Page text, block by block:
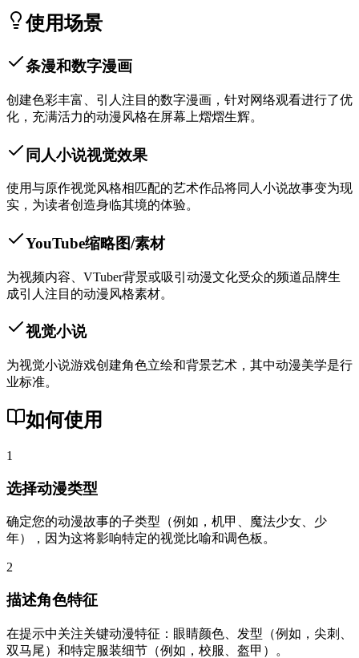
使用场景
条漫和数字漫画
创建色彩丰富、引人注目的数字漫画，针对网络观看进行了优
化，充满活力的动漫风格在屏幕上熠熠生辉。
同人小说视觉效果
使用与原作视觉风格相匹配的艺术作品将同人小说故事变为现
实，为读者创造身临其境的体验。
YouTube缩略图/素材
为视频内容、VTuber背景或吸引动漫文化受众的频道品牌生
成引人注目的动漫风格素材。
视觉小说
为视觉小说游戏创建角色立绘和背景艺术，其中动漫美学是行
业标准。
如何使用
1
选择动漫类型
确定您的动漫故事的子类型（例如，机甲、魔法少女、少
年），因为这将影响特定的视觉比喻和调色板。
2
描述角色特征
在提示中关注关键动漫特征：眼睛颜色、发型（例如，尖刺、
双马尾）和特定服装细节（例如，校服、盔甲）。